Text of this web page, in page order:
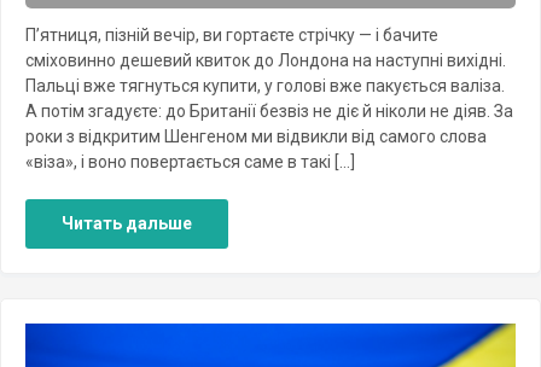
П’ятниця, пізній вечір, ви гортаєте стрічку — і бачите
сміховинно дешевий квиток до Лондона на наступні вихідні.
Пальці вже тягнуться купити, у голові вже пакується валіза.
А потім згадуєте: до Британії безвіз не діє й ніколи не діяв. За
роки з відкритим Шенгеном ми відвикли від самого слова
«віза», і воно повертається саме в такі […]
Читать дальше